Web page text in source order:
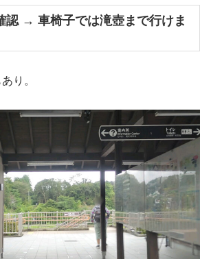
→ 車椅子では滝壺まで行けま
り。